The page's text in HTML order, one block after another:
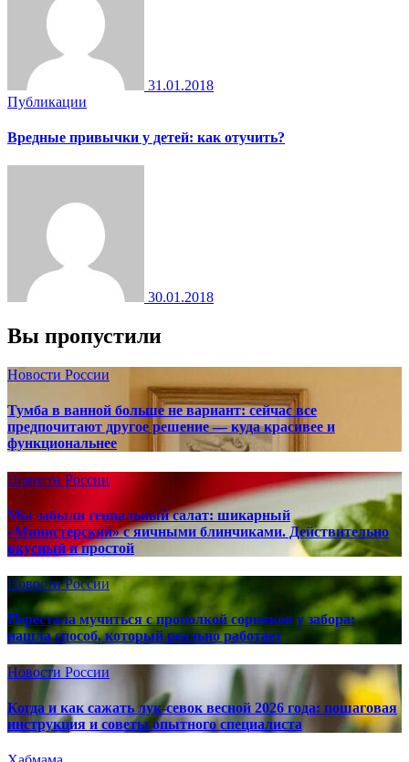
31.01.2018
Публикации
Вредные привычки у детей: как отучить?
30.01.2018
Вы пропустили
Новости России
Тумба в ванной больше не вариант: сейчас все
предпочитают другое решение — куда красивее и
функциональнее
Новости России
Мы забыли гениальный салат: шикарный
«Министерский» с яичными блинчиками. Действительно
вкусный и простой
Новости России
Перестала мучиться с прополкой сорняков у забора:
нашла способ, который реально работает
Новости России
Когда и как сажать лук-севок весной 2026 года: пошаговая
инструкция и советы опытного специалиста